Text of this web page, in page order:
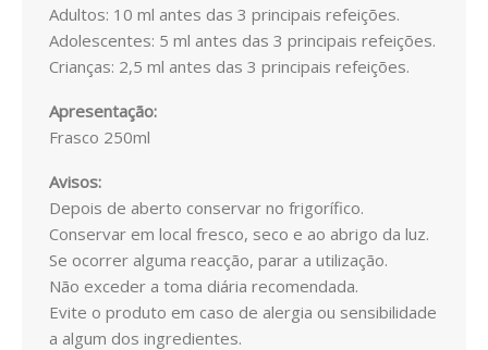
DETOX
CORTA-APETITE
DRENANTE
PRISÃO DE VENTRE
SUBSTITUTO DE REFEIÇÕES
TERMOGÉNICO
PLANOS DE EMAGRECIMENTO
Adultos: 10 ml antes das 3 principais refeições.
Adolescentes: 5 ml antes das 3 principais refeições.
Crianças: 2,5 ml antes das 3 principais refeições.
Apresentação:
Frasco 250ml
Avisos:
Depois de aberto conservar no frigorífico.
Conservar em local fresco, seco e ao abrigo da luz.
Se ocorrer alguma reacção, parar a utilização.
Não exceder a toma diária recomendada.
Evite o produto em caso de alergia ou sensibilidade
a algum dos ingredientes.